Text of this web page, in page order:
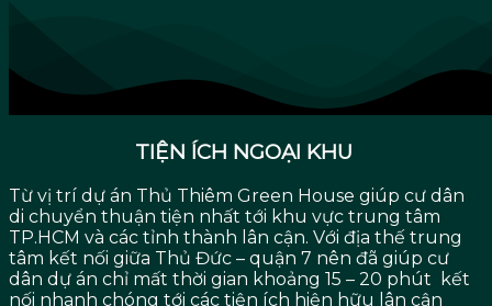
TIỆN ÍCH NGOẠI KHU
Từ vị trí dự án Thủ Thiêm Green House giúp cư dân
di chuyển thuận tiện nhất tới khu vực trung tâm
TP.HCM và các tỉnh thành lân cận. Với địa thế trung
tâm kết nối giữa Thủ Đức – quận 7 nên đã giúp cư
dân dự án chỉ mất thời gian khoảng 15 – 20 phút kết
nối nhanh chóng tới các tiện ích hiện hữu lân cận